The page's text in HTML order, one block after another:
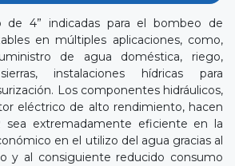
de 4” indicadas para el bombeo de
en múltiples aplicaciones, como,
de agua doméstica, riego,
instalaciones hídricas para
Los componentes hidráulicos,
eléctrico de alto rendimiento, hacen
sea extremadamente eficiente en la
en el utilizo del agua gracias al
y al consiguiente reducido consumo